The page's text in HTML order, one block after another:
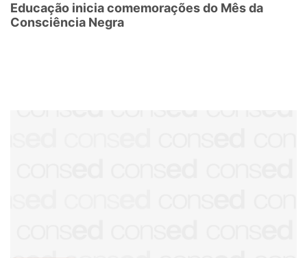
Educação inicia comemorações do Mês da
Consciência Negra